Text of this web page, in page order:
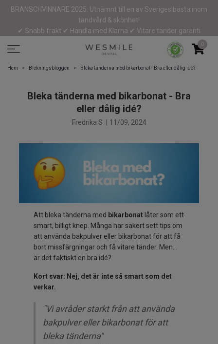
BRANSCHVINNARE 2025: Utnämnt till en av Sveriges bästa inom
tandvård & skönhet!
✔ Snabb frakt ✔ Handla med Klarna ✔ Vitare tänder garanti
0
Hem Blekningsbloggen Bleka tänderna med bikarbonat - Bra eller dålig idé?
Bleka tänderna med bikarbonat - Bra
eller dålig idé?
Fredrika S 11/09, 2024
Att bleka tänderna med bikarbonat låter som ett
smart, billigt knep. Många har säkert sett tips om
att använda bakpulver eller bikarbonat för att få
bort missfärgningar och få vitare tänder. Men…
är det faktiskt en bra idé?
Kort svar: Nej, det är inte så smart som det
verkar.
"Vi avråder starkt från att använda
bakpulver eller bikarbonat för att
bleka tänderna"